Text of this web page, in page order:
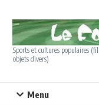
Sports et cultures populaires
objets divers)
Menu